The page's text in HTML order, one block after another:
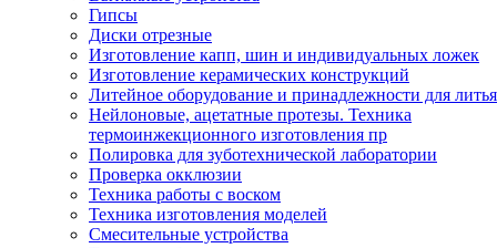
Гипсы
Диски отрезные
Изготовление капп, шин и индивидуальных ложек
Изготовление керамических конструкций
Литейное оборудование и принадлежности для литья
Нейлоновые, ацетатные протезы. Техника
термоинжекционного изготовления пр
Полировка для зуботехнической лаборатории
Проверка окклюзии
Техника работы с воском
Техника изготовления моделей
Смесительные устройства